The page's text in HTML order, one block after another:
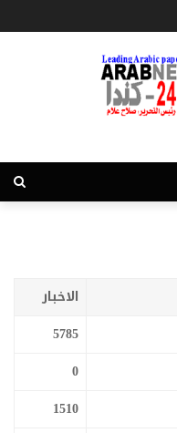
الاخبار
5785
0
1510